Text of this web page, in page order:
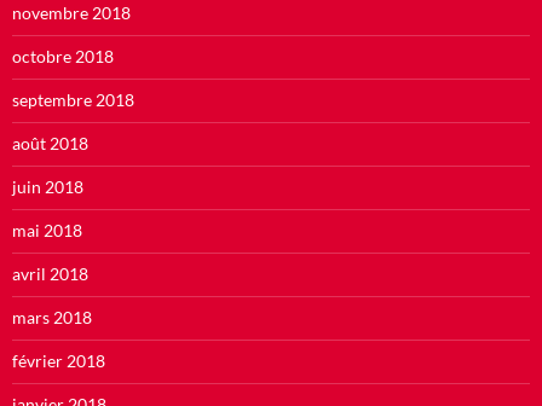
novembre 2018
octobre 2018
septembre 2018
août 2018
juin 2018
mai 2018
avril 2018
mars 2018
février 2018